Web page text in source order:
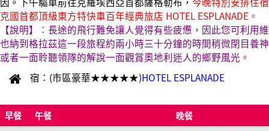
克國首都頂級東方特快車百年經典旅店 HOTEL ESPLANADE。
【說明】：長途的飛行難免讓人覺得有些疲憊，因此您可利用維
也納到格拉茲這一段旅程約兩小時三十分鐘的時間稍微閉目養神
或者一面聆聽領隊的解說一面觀賞奧地利迷人的鄉野風光。
宿：(市區豪華★★★★★)HOTEL ESPLANADE
早餐 午餐
晚餐